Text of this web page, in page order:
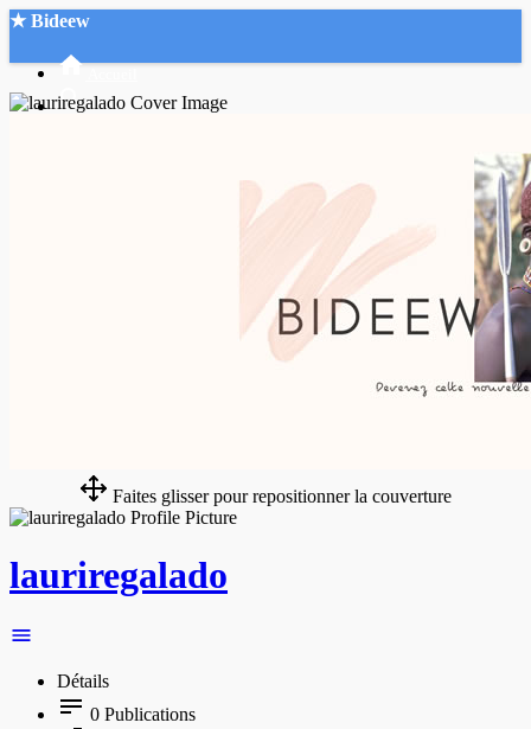
★ Bideew
Faites glisser pour repositionner la couverture
lauriregalado
Détails
0 Publications